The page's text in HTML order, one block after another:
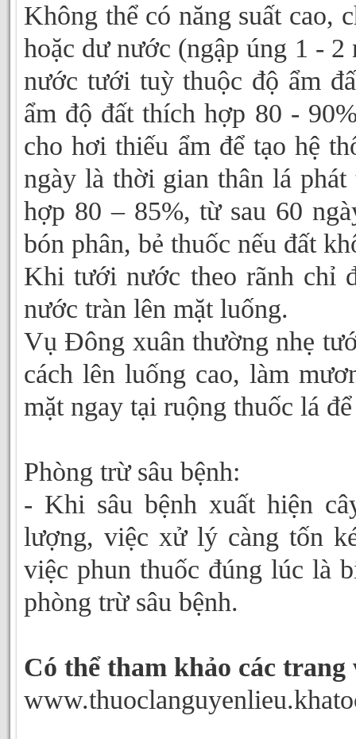
Không thể có năng suất cao,
hoặc dư nước (ngập úng 1 -
nước tưới tuỳ thuộc độ ẩm
ẩm độ đất thích hợp 80 -
cho hơi thiếu ẩm để tạo hệ
ngày là thời gian thân lá
hợp 80 – 85%, từ sau 60
bón phân, bẻ thuốc nếu đất
Khi tưới nước theo rãnh chỉ
nước tràn lên mặt luống.
Vụ Đông xuân thường nhẹ
cách lên luống cao, làm
mặt ngay tại ruộng thuốc lá
Phòng trừ sâu bệnh:
- Khi sâu bệnh xuất hiện
lượng, việc xử lý càng tốn
việc phun thuốc đúng lúc là
phòng trừ sâu bệnh.
Có thể tham khảo các trang